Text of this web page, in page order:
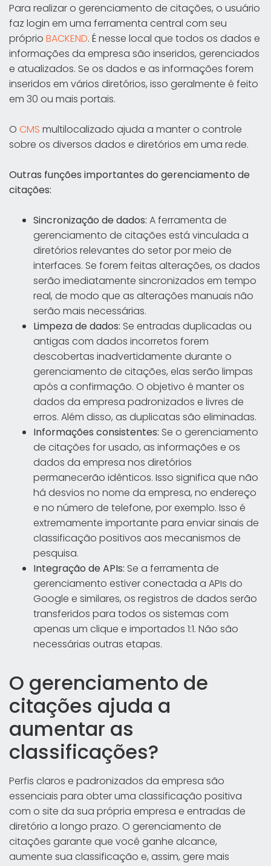
Para realizar o gerenciamento de citações, o usuário
faz login em uma ferramenta central com seu
próprio BACKEND. É nesse local que todos os dados e
informações da empresa são inseridos, gerenciados
e atualizados. Se os dados e as informações forem
inseridos em vários diretórios, isso geralmente é feito
em 30 ou mais portais.
O CMS multilocalizado ajuda a manter o controle
sobre os diversos dados e diretórios em uma rede.
Outras funções importantes do gerenciamento de
citações:
Sincronização de dados: A ferramenta de
gerenciamento de citações está vinculada a
diretórios relevantes do setor por meio de
interfaces. Se forem feitas alterações, os dados
serão imediatamente sincronizados em tempo
real, de modo que as alterações manuais não
serão mais necessárias.
Limpeza de dados: Se entradas duplicadas ou
antigas com dados incorretos forem
descobertas inadvertidamente durante o
gerenciamento de citações, elas serão limpas
após a confirmação. O objetivo é manter os
dados da empresa padronizados e livres de
erros. Além disso, as duplicatas são eliminadas.
Informações consistentes: Se o gerenciamento
de citações for usado, as informações e os
dados da empresa nos diretórios
permanecerão idênticos. Isso significa que não
há desvios no nome da empresa, no endereço
e no número de telefone, por exemplo. Isso é
extremamente importante para enviar sinais de
classificação positivos aos mecanismos de
pesquisa.
Integração de APIs: Se a ferramenta de
gerenciamento estiver conectada a APIs do
Google e similares, os registros de dados serão
transferidos para todos os sistemas com
apenas um clique e importados 1:1. Não são
necessárias outras etapas.
O gerenciamento de
citações ajuda a
aumentar as
classificações?
Perfis claros e padronizados da empresa são
essenciais para obter uma classificação positiva
com o site da sua própria empresa e entradas de
diretório a longo prazo. O gerenciamento de
citações garante que você ganhe alcance,
aumente sua classificação e, assim, gere mais